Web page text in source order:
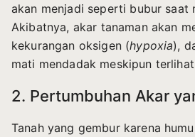
akan menjadi seperti bubur saat
Akibatnya, akar tanaman akan
kekurangan oksigen (hypoxia),
mati mendadak meskipun
2. Pertumbuhan Akar
Tanah yang gembur karena